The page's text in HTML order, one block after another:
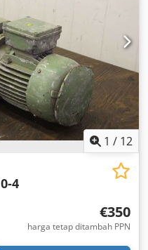
1 / 12
4
€350
harga tetap ditambah PPN